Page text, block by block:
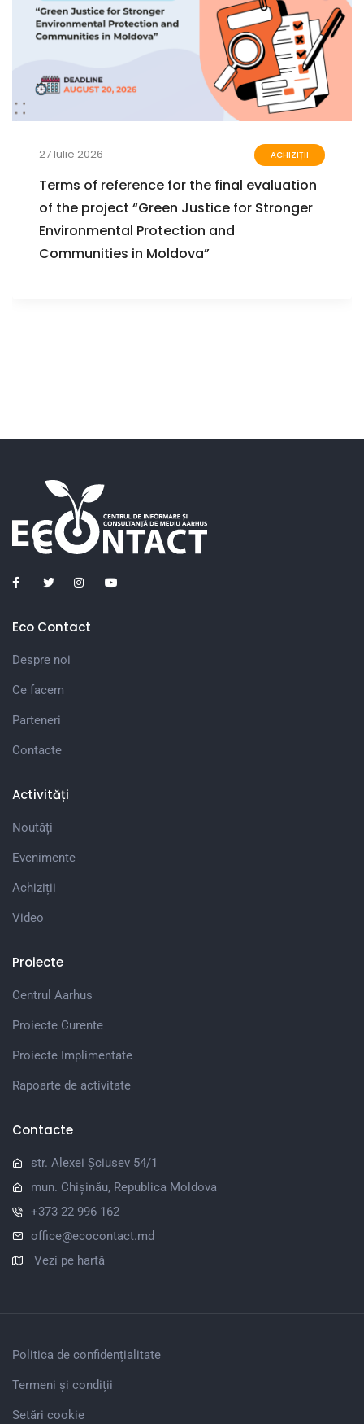
27 Iulie 2026 ACHIZIȚII
Terms of reference for the final evaluation
of the project “Green Justice for Stronger
Environmental Protection and
Communities in Moldova”
Eco Contact
Despre noi
Ce facem
Parteneri
Contacte
Activități
Noutăți
Evenimente
Achiziții
Video
Proiecte
Centrul Aarhus
Proiecte Curente
Proiecte Implimentate
Rapoarte de activitate
Contacte
str. Alexei Șciusev 54/1
mun. Chișinău, Republica Moldova
+373 22 996 162
office@ecocontact.md
Vezi pe hartă
Politica de confidențialitate
Termeni și condiții
Setări cookie